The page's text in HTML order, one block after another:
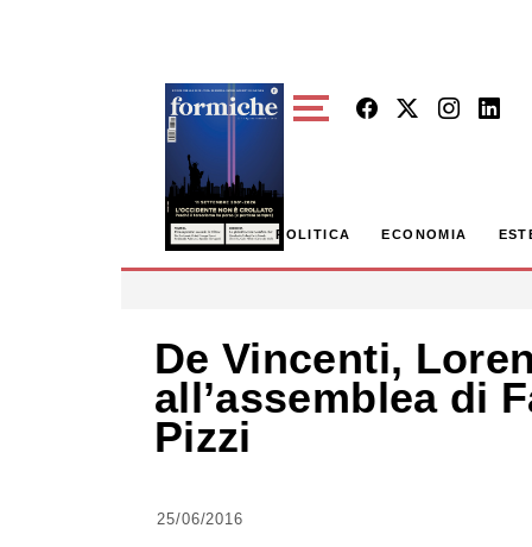
POLITICA ECONOMIA
De Vincenti,
all’assemblea di
Pizzi
25/06/2016